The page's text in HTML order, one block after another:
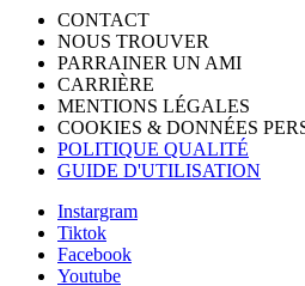
CONTACT
NOUS TROUVER
PARRAINER UN AMI
CARRIÈRE
MENTIONS LÉGALES
COOKIES & DONNÉES
POLITIQUE QUALITÉ
GUIDE D'UTILISATION
Instargram
Tiktok
Facebook
Youtube